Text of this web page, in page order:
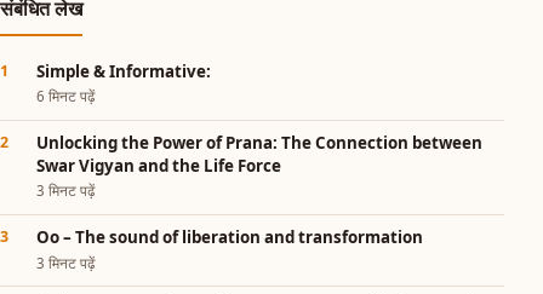
संबंधित लेख
Simple & Informative:
6 मिनट पढ़ें
Unlocking the Power of Prana: The Connection between
Swar Vigyan and the Life Force
3 मिनट पढ़ें
Oo – The sound of liberation and transformation
3 मिनट पढ़ें